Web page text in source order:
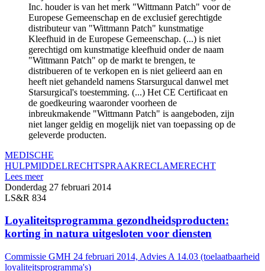
Inc. houder is van het merk "Wittmann Patch" voor de
Europese Gemeenschap en de exclusief gerechtigde
distributeur van "Wittmann Patch" kunstmatige
Kleefhuid in de Europese Gemeenschap. (...) is niet
gerechtigd om kunstmatige kleefhuid onder de naam
"Wittmann Patch" op de markt te brengen, te
distribueren of te verkopen en is niet gelieerd aan en
heeft niet gehandeld namens Starsurgucal danwel met
Starsurgical's toestemming. (...) Het CE Certificaat en
de goedkeuring waaronder voorheen de
inbreukmakende "Wittmann Patch" is aangeboden, zijn
niet langer geldig en mogelijk niet van toepassing op de
geleverde producten.
MEDISCHE
HULPMIDDELRECHTSPRAAKRECLAMERECHT
Lees meer
Donderdag 27 februari 2014
LS&R 834
Loyaliteitsprogramma gezondheidsproducten:
korting in natura uitgesloten voor diensten
Commissie GMH 24 februari 2014, Advies A 14.03 (toelaatbaarheid
loyaliteitsprogramma's)